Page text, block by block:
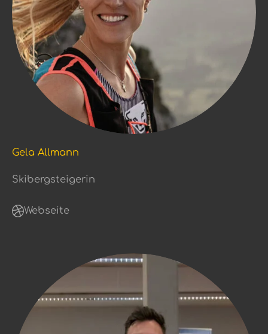
Gela Allmann
Skibergsteigerin
Webseite